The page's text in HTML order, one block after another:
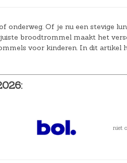
Of je nu een stevige
broodtrommel maakt het
voor kinderen. In dit artikel
niet